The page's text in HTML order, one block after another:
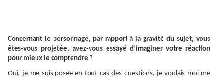
Concernant le personnage, par rapport à la gravité du sujet, vous
êtes-vous projetée, avez-vous essayé d’imaginer votre réaction
pour mieux le comprendre ?
Oui, je me suis posée en tout cas des questions, je voulais moi me